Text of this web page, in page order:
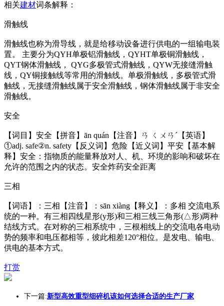
相关建材词条解释：
滑触线
滑触线也称为滑导线，就是给移动设备进行供电的一组输电装
置。 主要分为QYH单极铝滑触线，QYHT单极铜滑触线，
QYT钢体滑触线， QYG多极管式滑触线，QYW无接缝滑触
线，QY铜接触线等常用的滑触线。单极滑触线，多极管式滑
触线，无接缝滑触线属于安全滑触线，钢体滑触线属于非安全
滑触线。
安全
【词目】安全【拼音】ān quán【注音】ㄢ ㄑㄨㄢˊ【英语】
①adj. safe②n. safety【反义词】危险【近义词】平安【基本解
释】安全：指物质的能量释放对人、机、环境的影响和破坏在
允许的范围之内的状态。安全炸药安全距离
三相
【词语】：三相【注音】：sān xiàng【释义】：多相 交流电系
统的一种。有三相四线星形(y形)和三相三线三角形(△形)两种
结线方式。在对称的三相系统中，三根相线上的交流电各电动
势的频率和电压都相等，彼此相差120°相位。是发电、输电、
供电的基本方式。
打赏
下一篇:新型高效重型细碎机该如何选择合适的生产厂家